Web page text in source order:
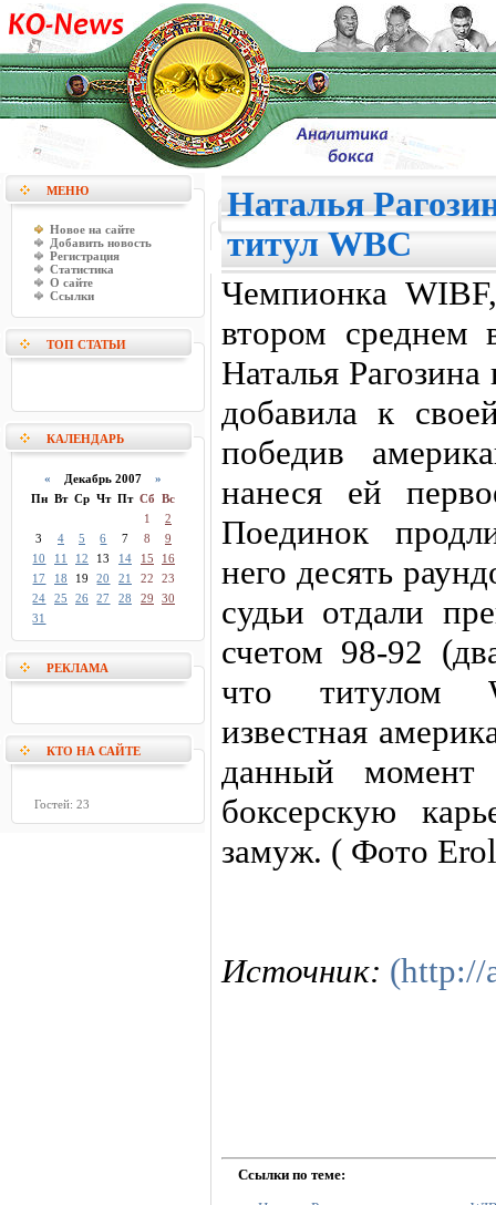
МЕНЮ
Новое на сайте
Добавить новость
Регистрация
Статистика
О сайте
Ссылки
ТОП СТАТЬИ
КАЛЕНДАРЬ
« Декабрь 2007 »
Пн Вт Ср Чт Пт Сб Вс
1
2
3
4 5 6 7 8
9
10
11 12 13 14 15
16
17
18 19 20 21 22
23
24
25 26 27 28 29
30
31
РЕКЛАМА
КТО НА САЙТЕ
Гостей: 23
Наталья
титул WBC
Чемпионка
втором среднем
Наталья
добавила к
победив
нанеся ей
Поединок
него десять
судьи отдали
счетом 98-92
что титулом
известная
данный
боксерскую
замуж. ( Фото
Источник: (http://
Ссылки по теме: